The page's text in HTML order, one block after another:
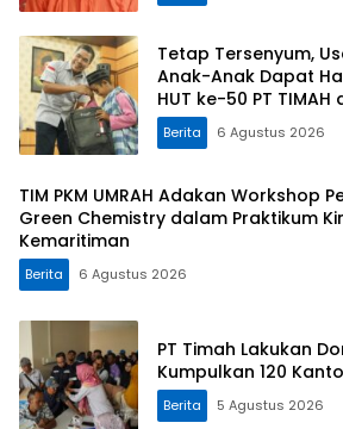
Tetap Tersenyum,
Anak-Anak Dapat
HUT ke-50 PT TIMAH
Berita 6 Agustus 2026
TIM PKM UMRAH Adakan Workshop
Green Chemistry dalam Praktikum
Kemaritiman
Berita 6 Agustus 2026
PT Timah Lakukan
Kumpulkan 120
Berita 5 Agustus 2026